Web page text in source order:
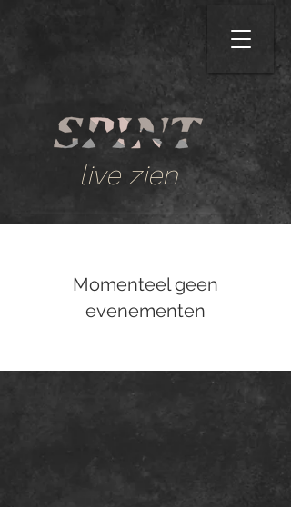
live zien
Momenteel geen
evenementen